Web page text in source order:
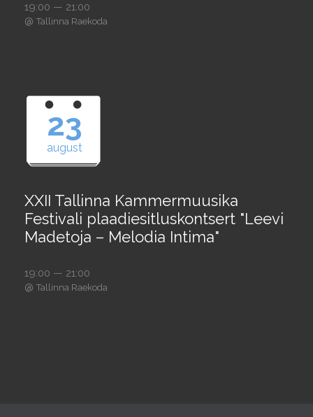
19:00 — 21:00
@ Tallinna Raekoda
23
august
XXII Tallinna Kammermuusika
Festivali plaadiesitluskontsert "Leevi
Madetoja – Melodia Intima"
19:00 — 21:00
@ Tallinna Raekoda